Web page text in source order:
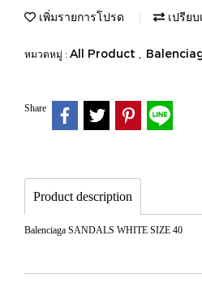
เพิ่มรายการโปรด เปรียบ
หมวดหมู่ : All Product ,
Share
Product description
Balenciaga SANDALS WHITE SIZE 40